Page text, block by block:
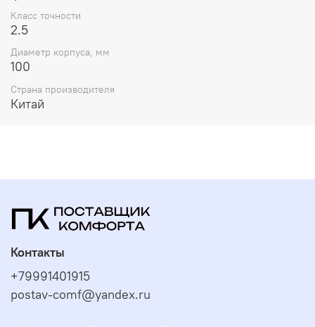
Класс точности
2.5
Диаметр корпуса, мм
100
Страна производителя
Китай
Контакты
+79991401915
postav-comf@yandex.ru